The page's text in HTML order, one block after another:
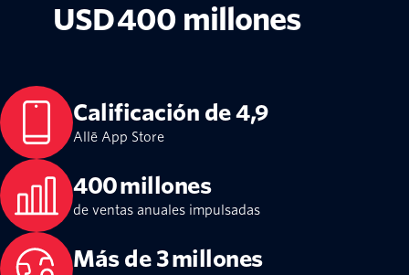
USD 400 millones
Calificación de 4,9
Allē App Store
400 millones
de ventas anuales impulsadas
Más de 3 millones